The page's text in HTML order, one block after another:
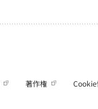
著作権 Cookie